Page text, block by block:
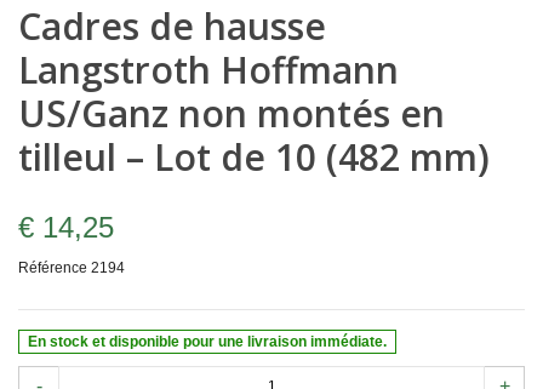
Cadres de hausse
Langstroth Hoffmann
US/Ganz non montés en
tilleul – Lot de 10 (482 mm)
€ 14,25
Référence 2194
En stock et disponible pour une livraison immédiate.